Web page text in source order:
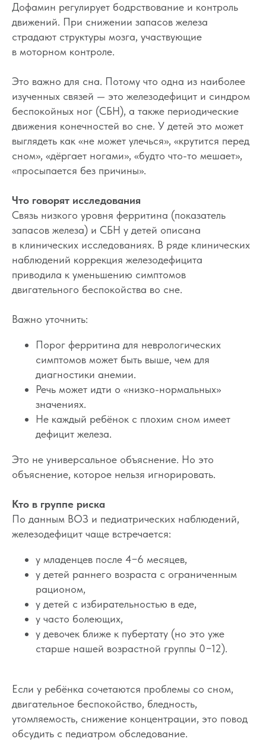
Дофамин регулирует бодрствование и контроль
движений. При снижении запасов железа
страдают структуры мозга, участвующие
в моторном контроле.
Это важно для сна. Потому что одна из наиболее
изученных связей — это железодефицит и синдром
беспокойных ног (СБН), а также периодические
движения конечностей во сне. У детей это может
выглядеть как «не может улечься», «крутится перед
сном», «дёргает ногами», «будто что-то мешает»,
«просыпается без причины».
Что говорят исследования
Связь низкого уровня ферритина (показатель
запасов железа) и СБН у детей описана
в клинических исследованиях. В ряде клинических
наблюдений коррекция железодефицита
приводила к уменьшению симптомов
двигательного беспокойства во сне.
Важно уточнить:
Порог ферритина для неврологических
симптомов может быть выше, чем для
диагностики анемии.
Речь может идти о «низко-нормальных»
значениях.
Не каждый ребёнок с плохим сном имеет
дефицит железа.
Это не универсальное объяснение. Но это
объяснение, которое нельзя игнорировать.
Кто в группе риска
По данным ВОЗ и педиатрических наблюдений,
железодефицит чаще встречается:
у младенцев после 4−6 месяцев,
у детей раннего возраста с ограниченным
рационом,
у детей с избирательностью в еде,
у часто болеющих,
у девочек ближе к пубертату (но это уже
старше нашей возрастной группы 0−12).
Если у ребёнка сочетаются проблемы со сном,
двигательное беспокойство, бледность,
утомляемость, снижение концентрации, это повод
обсудить с педиатром обследование.